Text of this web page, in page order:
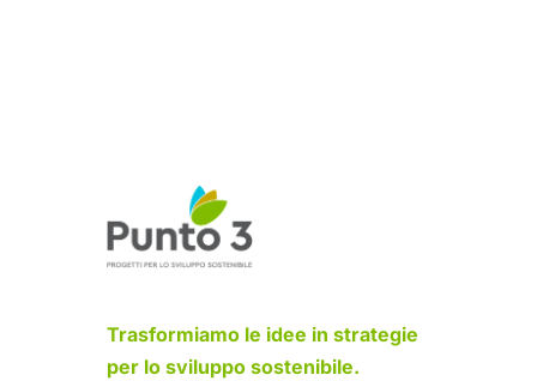
Trasformiamo le idee in strategie
per lo sviluppo sostenibile.